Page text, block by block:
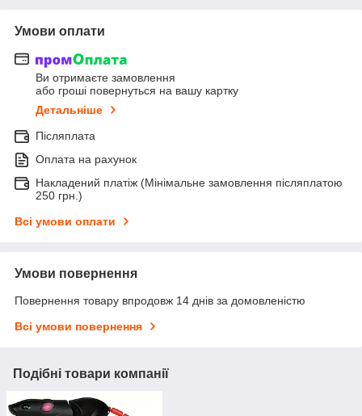
Умови оплати
Ви отримаєте замовлення
або гроші повернуться на вашу картку
Детальніше
Післяплата
Оплата на рахунок
Накладений платіж (Мінімальне замовлення післяплатою
250 грн.)
Всі умови оплати
Умови повернення
Повернення товару впродовж 14 днів за домовленістю
Всі умови повернення
Подібні товари компанії